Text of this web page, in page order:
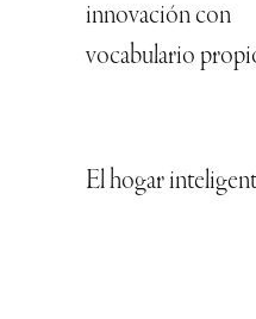
innovación con
vocabulario
El hogar